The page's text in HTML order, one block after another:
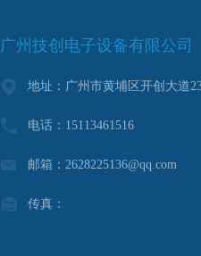
广州技创电子设备有限公司
地址：广州市黄埔区开创大道
电话：15113461516
邮箱：2628225136@qq.com
传真：